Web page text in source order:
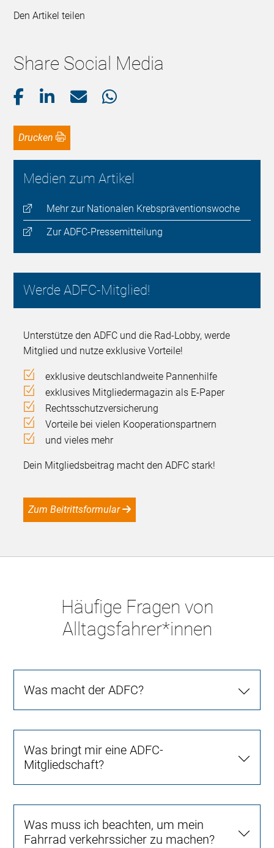
Den Artikel teilen
Share Social Media
Drucken
Medien zum Artikel
Mehr zur Nationalen Krebspräventionswoche
Zur ADFC-Pressemitteilung
Werde ADFC-Mitglied!
Unterstütze den ADFC und die Rad-Lobby, werde
Mitglied und nutze exklusive Vorteile!
exklusive deutschlandweite Pannenhilfe
exklusives Mitgliedermagazin als E-Paper
Rechtsschutzversicherung
Vorteile bei vielen Kooperationspartnern
und vieles mehr
Dein Mitgliedsbeitrag macht den ADFC stark!
Zum Beitrittsformular
Häufige Fragen von
Alltagsfahrer*innen
Was macht der ADFC?
Was bringt mir eine ADFC-
Mitgliedschaft?
Was muss ich beachten, um mein
Fahrrad verkehrssicher zu machen?